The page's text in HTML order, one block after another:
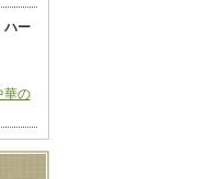
ハー
華の